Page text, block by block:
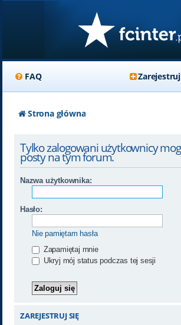
FAQ
Strona główna
Tylko zalogowani użytkownicy
posty na tym forum.
Nazwa użytkownika:
Hasło:
Nie pamiętam hasła
Zapamiętaj mnie
Ukryj mój status podczas tej sesji
ZAREJESTRUJ SIĘ